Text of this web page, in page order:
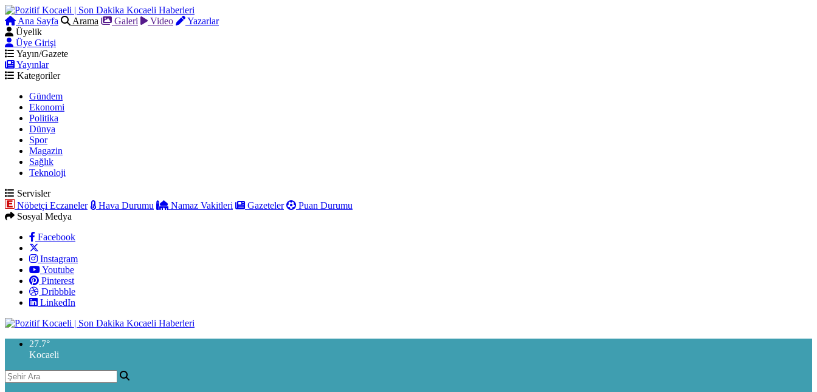
Ana Sayfa Arama Galeri Video
Yazarlar
Üyelik
Üye Girişi
Yayın/Gazete
Yayınlar
Kategoriler
Gündem
Ekonomi
Politika
Dünya
Spor
Magazin
Sağlık
Teknoloji
Servisler
Nöbetçi Eczaneler
Hava Durumu Namaz Vakitleri Gazeteler
Puan Durumu
Sosyal Medya
Facebook
Instagram
Youtube
Pinterest
Dribbble
LinkedIn
27.7°
Kocaeli